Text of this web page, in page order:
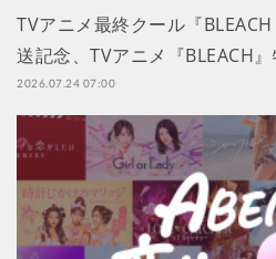
TVアニメ最終クール『
送記念、TVアニメ『BLEACH
2026.07.24 07:00